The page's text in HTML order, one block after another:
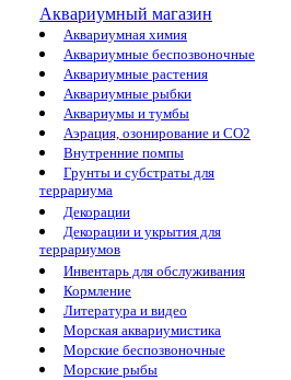
Аквариумный магазин
Аквариумная химия
Аквариумные беспозвоночные
Аквариумные растения
Аквариумные рыбки
Аквариумы и тумбы
Аэрация, озонирование и CO2
Внутренние помпы
Грунты и субстраты для
террариума
Декорации
Декорации и укрытия для
террариумов
Инвентарь для обслуживания
Кормление
Литература и видео
Морская аквариумистика
Морские беспозвоночные
Морские рыбы